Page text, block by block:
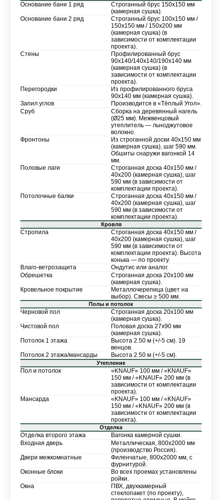
Основание бани 1 ряд
Строганный брус 150х150 мм
(камерная сушка).
Основание бани 2 ряд
Строганный брус 100х150 мм /
150х150 мм / 150х200 мм
(камерная сушка) (в
зависимости от комплектации
проекта).
Стены
Профилированный брус
90х140/140х140/190х140 мм
(камерная сушка) (в
зависимости от комплектации
проекта).
Перегородки
Из профилированного бруса
90х140 мм (камерная сушка).
Запил углов Производится в «Тёплый Угол».
Сруб
Сборка на деревянный нагель
(Ø25 мм). Межвенцовый
утеплитель — льноджутовое
волокно.
Фронтоны
Из строганной доски 40х150 мм
(камерная сушка), шаг 590 мм.
Обшиты снаружи вагонкой 14
мм.
Половые лаги
Строганная доска 40х150 мм /
40х200 (камерная сушка), шаг
590 мм (в зависимости от
комплектации проекта).
Потолочные балки
Строганная доска 40х150 мм /
40х200 (камерная сушка), шаг
590 мм (в зависимости от
комплектации проекта).
Кровля
Стропила
Строганная доска 40х150 мм /
40х200 (камерная сушка), шаг
590 мм (в зависимости от
комплектации проекта). Высота
конька — по проекту.
Влаго-ветрозащита Ондутис или аналог.
Обрешетка
Строганная доска 20х100 мм
(камерная сушка).
Кровельное покрытие
Металлочерепица (цвет на
выбор). Свесы ≥ 500 мм.
Полы и потолок
Черновой пол
Строганная доска 20х100 мм
(камерная сушка).
Чистовой пол
Половая доска 27х90 мм
(камерная сушка).
Потолок 1 этажа
Высота 2.50 м (+/-5 см). 19
венцов.
Потолок 2 этажа/мансарды
Высота 2.50 м (+/-5 см).
Утепление
Пол и потолок
«KNAUF» 100 мм / «KNAUF»
150 мм / «KNAUF» 200 мм (в
зависимости от комплектации
проекта).
Мансарда
«KNAUF» 100 мм / «KNAUF»
150 мм / «KNAUF» 200 мм (в
зависимости от комплектации
проекта).
Отделка
Отделка второго этажа Вагонка камерной сушки.
Входная дверь
Металлическая, 800х2000 мм
(производство Россия).
Двери межкомнатные
Филенчатые, 800х2000 мм, с
фурнитурой.
Оконные блоки
Во всех проемах установлены
ройки.
Окна
ПВХ, двухкамерный
стеклопакет (по проекту),